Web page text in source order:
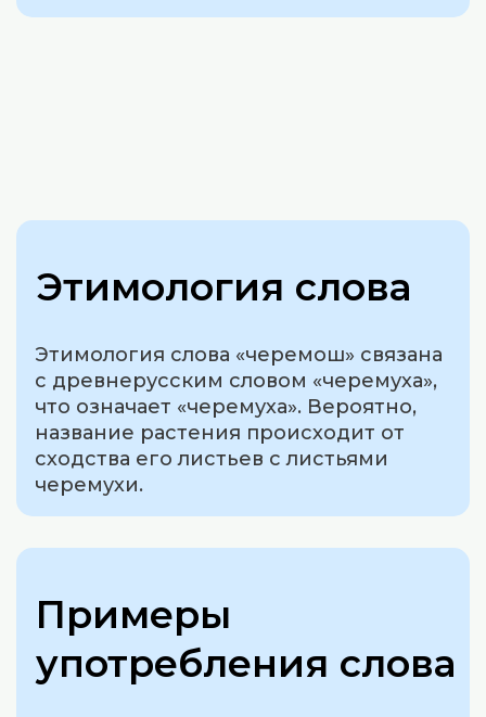
Этимология слова
Этимология слова «черемош» связана
с древнерусским словом «черемуха»,
что означает «черемуха». Вероятно,
название растения происходит от
сходства его листьев с листьями
черемухи.
Примеры
употребления слова